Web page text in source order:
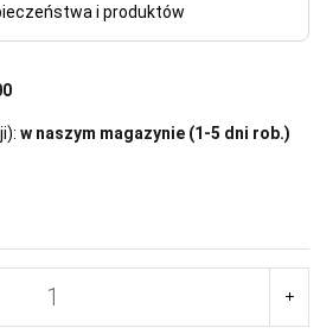
i produktów
w naszym magazynie (1-5 dni rob.)